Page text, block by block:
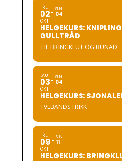
FRE
02
OKT
SUN
04
HELGEKURS:
GULLTRÅD
TIL BRINGKLUT OG BUNAD
LAU
03
OKT
SUN
04
HELGEKURS:
TVEBANDSTRIKK
FRE
09
OKT
SUN
11
HELGEKURS: